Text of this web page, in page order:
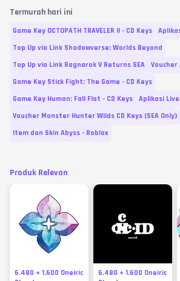
Termurah hari ini
Game Key OCTOPATH TRAVELER II - CD Keys
Top Up via Link Shadowverse: Worlds Beyond
Top Up via Link Ragnarok V Returns SEA
Game Key Stick Fight: The Game - CD Keys
Game Key Human: Fall Flat - CD Keys
Aplikasi
Voucher Monster Hunter Wilds CD Keys (SEA Only)
Item dan Skin Abyss - Roblox
Produk Relevan
6.480 + 1.600 Oneiric
6.480 + 1.600 Oneiric